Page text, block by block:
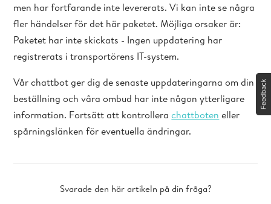
men har fortfarande inte levererats. Vi kan inte se några
fler händelser för det här paketet. Möjliga orsaker är:
Paketet har inte skickats - Ingen uppdatering har
registrerats i transportörens IT-system.
Vår chattbot ger dig de senaste uppdateringarna om din
beställning och våra ombud har inte någon ytterligare
information. Fortsätt att kontrollerachattboten eller
spårningslänken för eventuella ändringar.
Svarade den här artikeln på din fråga?